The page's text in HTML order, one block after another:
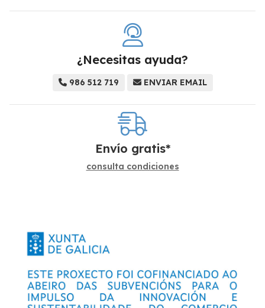
¿Necesitas ayuda?
986 512 719 ENVIAR EMAIL
Envío gratis*
consulta condiciones